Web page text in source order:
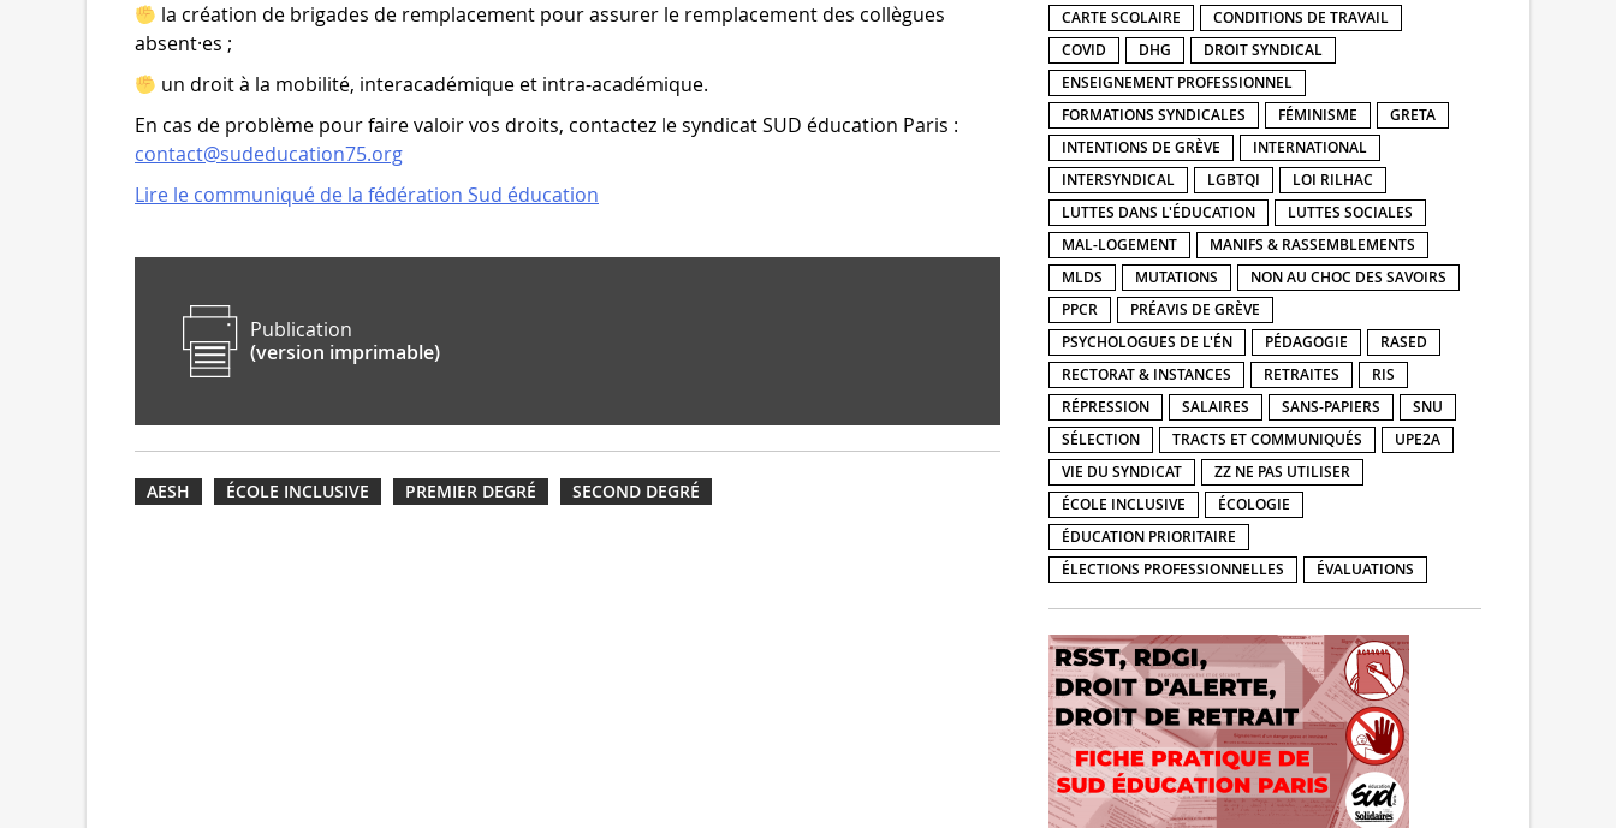
la création de brigades de remplacement pour assurer le remplacement des collègues
absent·es ;
un droit à la mobilité, interacadémique et intra-académique.
En cas de problème pour faire valoir vos droits, contactez le syndicat SUD éducation Paris :
contact@sudeducation75.org
Lire le communiqué de la fédération Sud éducation
Publication
(version imprimable)
AESH ÉCOLE INCLUSIVE PREMIER DEGRÉ SECOND DEGRÉ
CARTE SCOLAIRE
CONDITIONS DE TRAVAIL
COVID
DHG
DROIT SYNDICAL
ENSEIGNEMENT PROFESSIONNEL
FORMATIONS SYNDICALES
FÉMINISME
GRETA
INTENTIONS DE GRÈVE
INTERNATIONAL
INTERSYNDICAL
LGBTQI
LOI RILHAC
LUTTES DANS L'ÉDUCATION
LUTTES SOCIALES
MAL-LOGEMENT
MANIFS & RASSEMBLEMENTS
MLDS
MUTATIONS
NON AU CHOC DES SAVOIRS
PPCR
PRÉAVIS DE GRÈVE
PSYCHOLOGUES DE L'ÉN
PÉDAGOGIE
RASED
RECTORAT & INSTANCES
RETRAITES
RIS
RÉPRESSION
SALAIRES SANS-PAPIERS
SNU
SÉLECTION
TRACTS ET COMMUNIQUÉS
UPE2A
VIE DU SYNDICAT
ZZ NE PAS UTILISER
ÉCOLE INCLUSIVE
ÉCOLOGIE
ÉDUCATION PRIORITAIRE
ÉLECTIONS PROFESSIONNELLES
ÉVALUATIONS